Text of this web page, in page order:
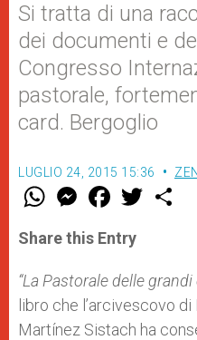
Si tratta di una
dei documenti e
Congresso
pastorale,
card. Bergoglio
LUGLIO 24, 2015 15:36
W
t
s
p
p
M
e
s
e
g
e
r
F
a
e
b
o
k
w
r
Share this Entry
“La Pastorale delle grandi
libro che l’arcivescovo
Martínez Sistach ha